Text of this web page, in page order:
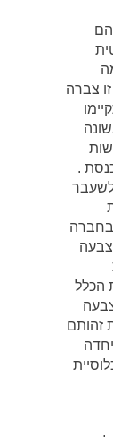
צברה
אשר התקיימו
.
לשעבר
בחברה
הכלל
זהותם